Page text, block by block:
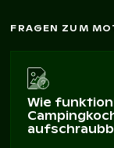
FRAGEN ZUM
Wie